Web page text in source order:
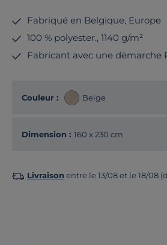
Fabriqué en Belgique, Europe
100 % polyester., 1140 g/m²
Fabricant avec une démarche
Couleur : Beige
Dimension : 160 x 230 cm
Livraison entre le 13/08 et le 18/08